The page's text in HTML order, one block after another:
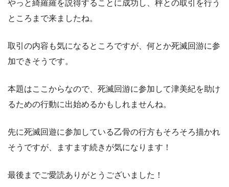
やっと綺羅羅を説得することに成功し、秤との取引を行う
ところまで来ましたね。
取引の内容も気になるところですが、何とか死滅回游に参
加できそうです。
本題はここからなので、死滅回游に参加して津美紀を助け
るための行動に出始めるかもしれませんね。
先に死滅回遊に参加している乙骨の行方もそろそろ描かれ
そうですが、ますます続きが気になります！
最後までご愛読ありがとうございました！